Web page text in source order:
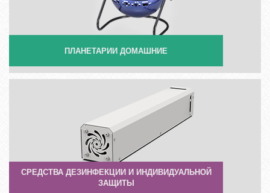
ПЛАНЕТАРИИ ДОМАШНИЕ
СРЕДСТВА ДЕЗИНФЕКЦИИ И ИНДИВИДУАЛЬНОЙ
ЗАЩИТЫ